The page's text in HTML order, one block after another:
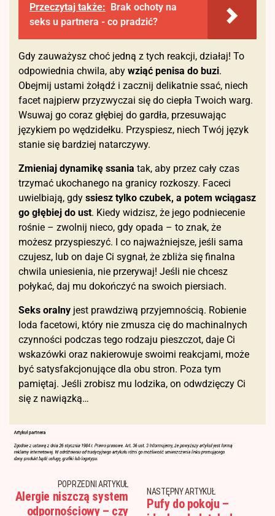
Przeczytaj także: Brak ochoty na
seks u partnera - co pradzić?
Gdy zauważysz choć jedną z tych reakcji, działaj! To
odpowiednia chwila, aby wziąć penisa do buzi.
Obejmij ustami żołądź i zacznij delikatnie ssać, niech
facet najpierw przyzwyczai się do ciepła Twoich warg.
Wsuwaj go coraz głębiej do gardła, przesuwając
językiem po wędzidełku. Przyspiesz, niech Twój język
stanie się bardziej natarczywy.
Zmieniaj dynamikę ssania tak, aby przez cały czas
trzymać ukochanego na granicy rozkoszy. Faceci
uwielbiają, gdy ssiesz tylko czubek, a potem wciągasz
go głębiej do ust. Kiedy widzisz, że jego podniecenie
rośnie – zwolnij nieco, gdy opada – to znak, że
możesz przyspieszyć. I co najważniejsze, jeśli sama
czujesz, lub on daje Ci sygnał, że zbliża się finalna
chwila uniesienia, nie przerywaj! Jeśli nie chcesz
połykać, daj mu dokończyć na swoich piersiach.
Seks oralny jest prawdziwą przyjemnością. Robienie
loda facetowi, który nie zmusza cię do machinalnych
czynności podczas tego rodzaju pieszczot, daje Ci
wskazówki oraz nakierowuje swoimi reakcjami, może
być satysfakcjonujące dla obu stron. Poza tym
pamiętaj. Jeśli zrobisz mu lodzika, on odwdzięczy Ci
się z nawiązką…
POPRZEDNI ARTYKUŁ
Alergie niszczą system
odpornościowy – czy
NASTĘPNY ARTYKUŁ
Pufy do pokoju –